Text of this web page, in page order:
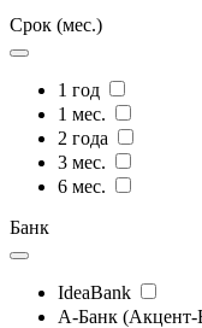
Срок (мес.)
1 год
1 мес.
2 года
3 мес.
6 мес.
Банк
IdeaBank
А-Банк (Акцент-